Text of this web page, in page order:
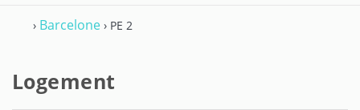
› Barcelone› PE 2
Logement